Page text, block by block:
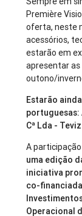
Première
oferta, neste
acessórios,
estarão em
apresentar
outono/
Estarão
portuguesas:
Cª Lda -
A
uma edição
iniciativa
co-
Operacional